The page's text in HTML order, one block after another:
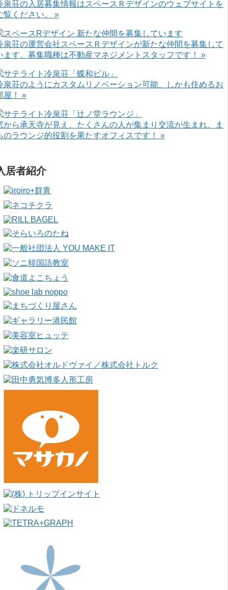
泉荘の入居募集情報はスペースＲデザインのウェブサイトを
覧ください。 »
泉荘の運営会社スペースＲデザインが新たな仲間を募集して
ます。募集職種は不動産マネジメントスタッフです！ »
泉荘のようにカスタムリノベーション可能、しかも住めるお
屋！ »
から承天寺が見え、たくさんの人が集まり交流が生まれ、ま
のラウンジ的役割を果たすオフィスです！ »
居者紹介